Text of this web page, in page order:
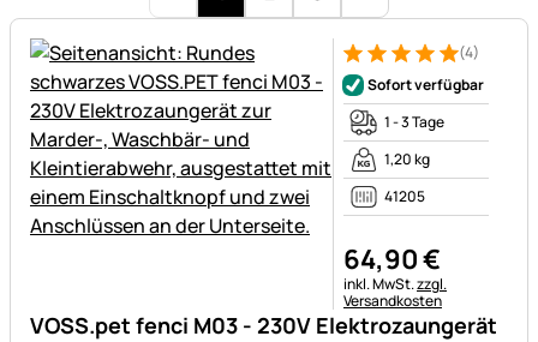
VOSS.pet fenci M03 - 230V Elektrozaungerät
Bewertung: 5 von 5 (4
4 Bewertungen
(4)
Sofort verfügbar
1 - 3 Tage
1,20 kg
41205
64,90€
Steuerhinweis:
inkl. MwSt.zzgl.
Versandkosten